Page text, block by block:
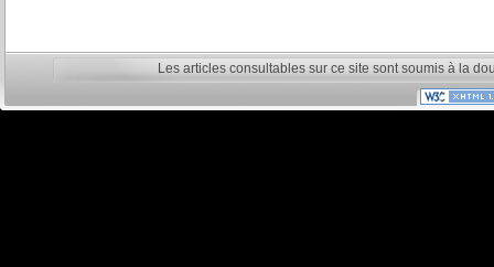
Les articles consultables sur ce site sont soumis à la